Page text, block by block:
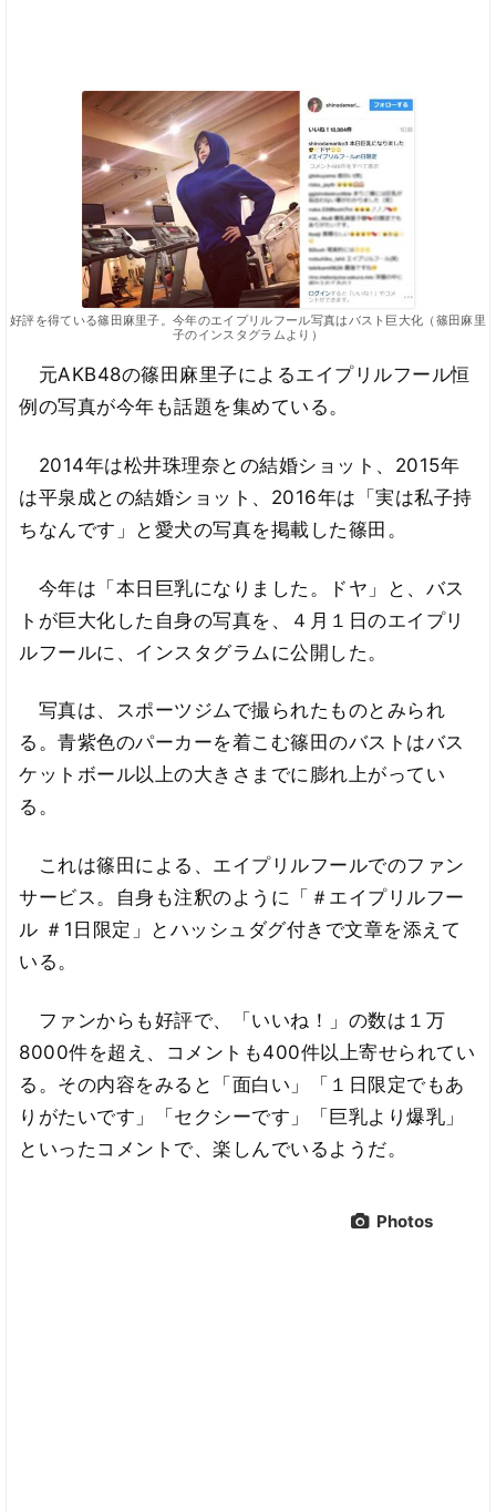
好評を得ている篠田麻里子。今年のエイプリルフール写真はバスト巨大化（篠田麻里
子のインスタグラムより）
元AKB48の篠田麻里子によるエイプリルフール恒
例の写真が今年も話題を集めている。
2014年は松井珠理奈との結婚ショット、2015年
は平泉成との結婚ショット、2016年は「実は私子持
ちなんです」と愛犬の写真を掲載した篠田。
今年は「本日巨乳になりました。ドヤ」と、バス
トが巨大化した自身の写真を、４月１日のエイプリ
ルフールに、インスタグラムに公開した。
写真は、スポーツジムで撮られたものとみられ
る。青紫色のパーカーを着こむ篠田のバストはバス
ケットボール以上の大きさまでに膨れ上がってい
る。
これは篠田による、エイプリルフールでのファン
サービス。自身も注釈のように「＃エイプリルフー
ル ＃1日限定」とハッシュダグ付きで文章を添えて
いる。
ファンからも好評で、「いいね！」の数は１万
8000件を超え、コメントも400件以上寄せられてい
る。その内容をみると「面白い」「１日限定でもあ
りがたいです」「セクシーです」「巨乳より爆乳」
といったコメントで、楽しんでいるようだ。
Photos